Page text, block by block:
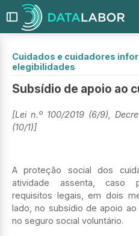
Cuidados e cuidadores
elegibilidades
Subsídio de apoio ao
[Lei n.º 100/2019 (6/9),
(10/1)]
A proteção social dos
atividade assenta, caso
requisitos legais, em dois
lado, no subsídio de apoio ao
no seguro social voluntário.